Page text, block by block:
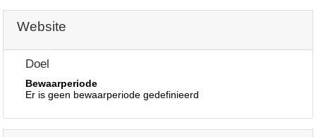
Website
Doel
Bewaarperiode
Er is geen bewaarperiode gedefinieerd